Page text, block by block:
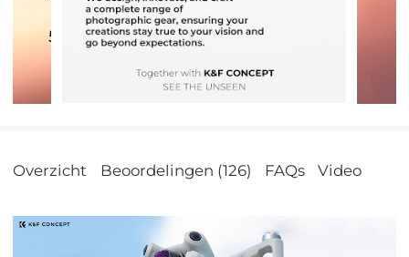
Overzicht Beoordelingen (126) FAQs Video